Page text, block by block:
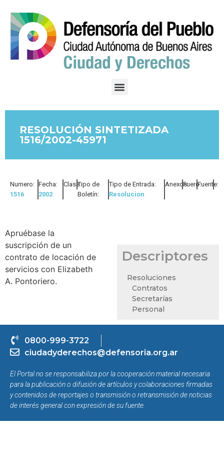
RESOLUCIÓN SINTETIZADA
1516/2002-45971
Numero:
1516
Fecha:
2002
Clase:Tipo de
Boletín:
Tipo de Entrada:
Resolucion
Anexos:Fuero:Fuente:
Apruébase la
suscripción de un
contrato de locación de
servicios con Elizabeth
A. Pontoriero.
Descriptores
Resoluciones
Contratos
Secretarías
Personal
0800-999-3722
ciudadyderechos@defensoria.org.ar
El Portal no se responsabiliza por la cooperación material necesaria
para la publicación o difusión de artículos y colaboraciones firmadas
y contenidos de reportajes o transmisión o retransmisión de noticias
de interés general con expresión de su fuente.